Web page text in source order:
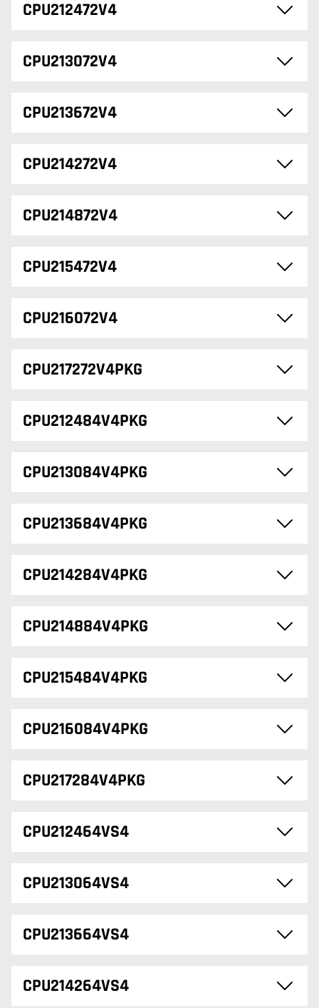
CPU212472V4
CPU213072V4
CPU213672V4
CPU214272V4
CPU214872V4
CPU215472V4
CPU216072V4
CPU217272V4PKG
CPU212484V4PKG
CPU213084V4PKG
CPU213684V4PKG
CPU214284V4PKG
CPU214884V4PKG
CPU215484V4PKG
CPU216084V4PKG
CPU217284V4PKG
CPU212464VS4
CPU213064VS4
CPU213664VS4
CPU214264VS4